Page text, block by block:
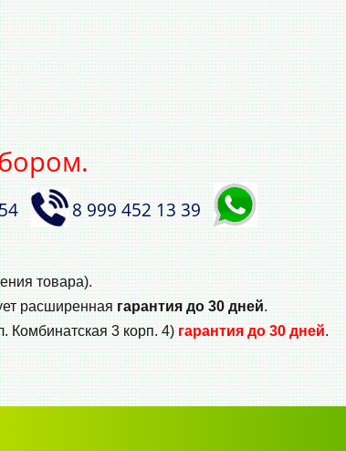
8 999 452 13 39
товара).
расширеннаягарантия до 30 дней.
Комбинатская 3 корп. 4)гарантия до 30 дней.